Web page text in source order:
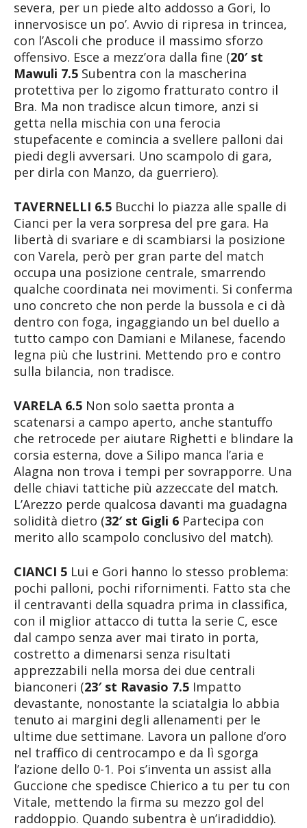
severa, per un piede alto addosso a Gori, lo
innervosisce un po’. Avvio di ripresa in trincea,
con l’Ascoli che produce il massimo sforzo
offensivo. Esce a mezz’ora dalla fine (20′ st
Mawuli 7.5 Subentra con la mascherina
protettiva per lo zigomo fratturato contro il
Bra. Ma non tradisce alcun timore, anzi si
getta nella mischia con una ferocia
stupefacente e comincia a svellere palloni dai
piedi degli avversari. Uno scampolo di gara,
per dirla con Manzo, da guerriero).
TAVERNELLI 6.5 Bucchi lo piazza alle spalle di
Cianci per la vera sorpresa del pre gara. Ha
libertà di svariare e di scambiarsi la posizione
con Varela, però per gran parte del match
occupa una posizione centrale, smarrendo
qualche coordinata nei movimenti. Si conferma
uno concreto che non perde la bussola e ci dà
dentro con foga, ingaggiando un bel duello a
tutto campo con Damiani e Milanese, facendo
legna più che lustrini. Mettendo pro e contro
sulla bilancia, non tradisce.
VARELA 6.5 Non solo saetta pronta a
scatenarsi a campo aperto, anche stantuffo
che retrocede per aiutare Righetti e blindare la
corsia esterna, dove a Silipo manca l’aria e
Alagna non trova i tempi per sovrapporre. Una
delle chiavi tattiche più azzeccate del match.
L’Arezzo perde qualcosa davanti ma guadagna
solidità dietro (32′ st Gigli 6 Partecipa con
merito allo scampolo conclusivo del match).
CIANCI 5 Lui e Gori hanno lo stesso problema:
pochi palloni, pochi rifornimenti. Fatto sta che
il centravanti della squadra prima in classifica,
con il miglior attacco di tutta la serie C, esce
dal campo senza aver mai tirato in porta,
costretto a dimenarsi senza risultati
apprezzabili nella morsa dei due centrali
bianconeri (23′ st Ravasio 7.5 Impatto
devastante, nonostante la sciatalgia lo abbia
tenuto ai margini degli allenamenti per le
ultime due settimane. Lavora un pallone d’oro
nel traffico di centrocampo e da lì sgorga
l’azione dello 0-1. Poi s’inventa un assist alla
Guccione che spedisce Chierico a tu per tu con
Vitale, mettendo la firma su mezzo gol del
raddoppio. Quando subentra è un’iradiddio).